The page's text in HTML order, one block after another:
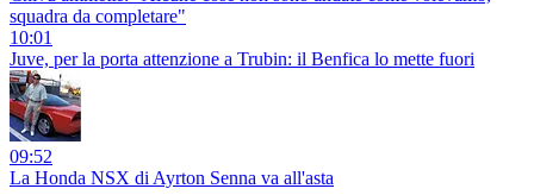
squadra da completare"
10:01
Juve, per la porta attenzione a Trubin: il Benfica lo mette fuori
09:52
La Honda NSX di Ayrton Senna va all'asta